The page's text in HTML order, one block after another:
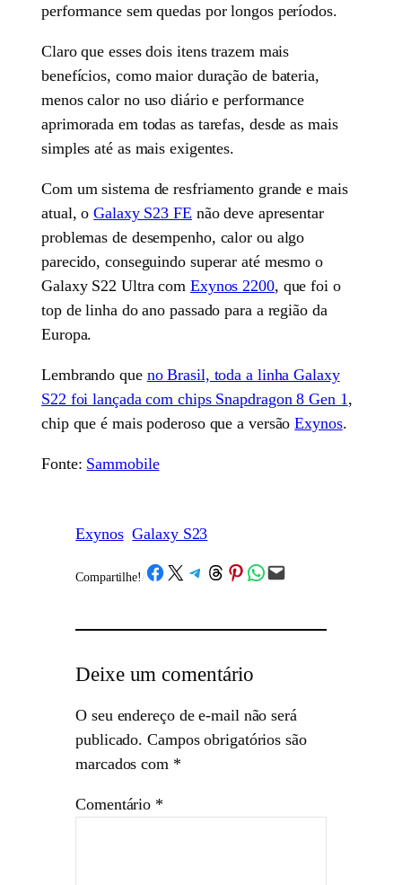
performance sem quedas por longos períodos.
Claro que esses dois itens trazem mais
benefícios, como maior duração de bateria,
menos calor no uso diário e performance
aprimorada em todas as tarefas, desde as mais
simples até as mais exigentes.
Com um sistema de resfriamento grande e mais
atual, oGalaxy S23 FE não deve apresentar
problemas de desempenho, calor ou algo
parecido, conseguindo superar até mesmo o
Galaxy S22 Ultra com Exynos 2200, que foi o
top de linha do ano passado para a região da
Europa.
Lembrando que no Brasil, toda a linha Galaxy
S22 foi lançada com chips Snapdragon 8 Gen 1 ,
chip que é mais poderoso que a versãoExynos.
Fonte: Sammobile
Exynos Galaxy S23
Compartilhe! /Share on Facebook
Share on X Share on Telegram
Share on Threads
Share on Pinterest
Share on WhatsApp
Email this Page
Deixe um comentário
O seu endereço de e-mail não será
publicado. Campos obrigatórios são
marcados com *
Comentário *